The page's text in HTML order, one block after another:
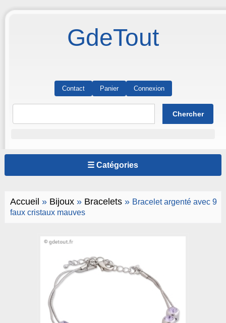
GdeTout
Contact Panier Connexion
☰ Catégories
Accueil » Bijoux» Bracelets» Bracelet argenté avec 9
faux cristaux mauves